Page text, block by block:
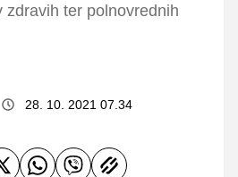
zdravih ter polnovrednih
28. 10. 2021 07.34